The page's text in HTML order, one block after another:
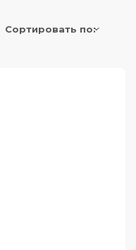
Сортировать по: